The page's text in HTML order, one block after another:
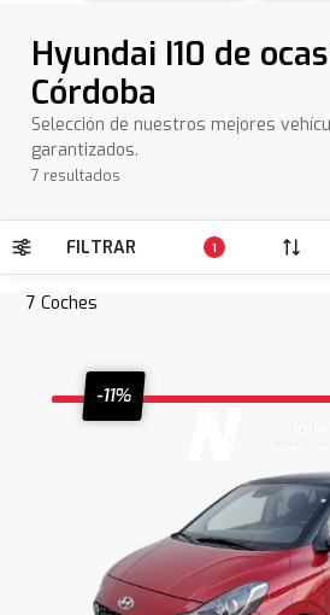
Hyundai I10 de
Córdoba
Selección de nuestros mejores
garantizados.
7 resultados
FILTRAR 1
7 Coches
-11%